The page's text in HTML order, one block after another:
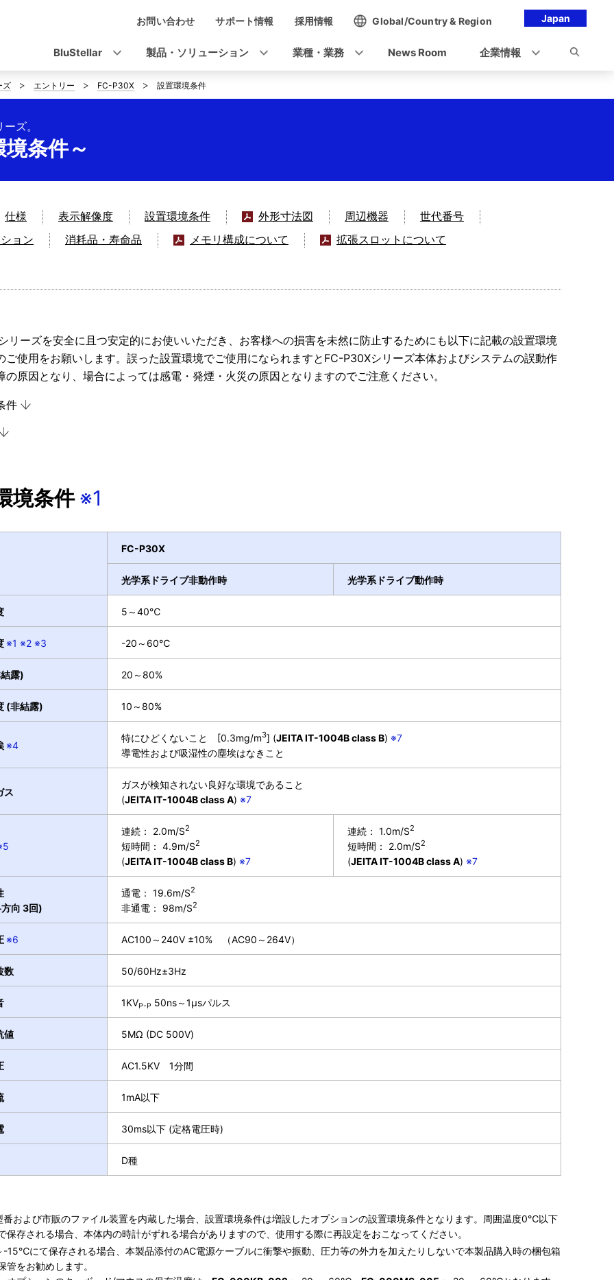
Japan
ゲ
ー
ョ
お問い合わせ サポート情報 採用情報 Global/Country & Region
BluStellar 製品・ソリューション 業種・業務 News Room 企業情報
ズ エントリー FC-P30X 設置環境条件
条件～
ズ。
仕様 表示解像度 設置環境条件 外形寸法図 周辺機器
世代番号
ョン
消耗品・寿命品 メモリ構成について 拡張スロットについて
リーズを安全に且つ安定的にお使いいただき、お客様への損害を未然に防止するためにも以下に記載の設置環境
ご使用をお願いします。誤った設置環境でご使用になられますとFC-P30Xシリーズ本体およびシステムの誤動作
の原因となり、場合によっては感電・発煙・火災の原因となりますのでご注意ください。
件
境条件※1
FC-P30X
光学系ドライブ非動作時 光学系ドライブ動作時
5～40℃
※1 ※2 ※3 -20～60℃
露) 20～80%
(非結露) 10～80%
※4
特にひどくないこと [0.3mg/m3] (JEITA IT-1004B class B) ※7
導電性および吸湿性の塵埃はなきこと
ス
ガスが検知されない良好な環境であること
(JEITA IT-1004B class A) ※7
連続： 2.0m/S2
短時間： 4.9m/S2
(JEITA IT-1004B class B) ※7
連続： 1.0m/S2
短時間： 2.0m/S2
(JEITA IT-1004B class A) ※7
向 3回)
通電： 19.6m/S2
非通電： 98m/S2
※6 AC100～240V ±10% （AC90～264V）
数 50/60Hz±3Hz
1KVP-P 50ns～1μsパルス
値 5MΩ (DC 500V)
AC1.5KV 1分間
1mA以下
30ms以下 (定格電圧時)
D種
番および市販のファイル装置を内蔵した場合、設置環境条件は増設したオプションの設置環境条件となります。周囲温度0℃以下
保存される場合、本体内の時計がずれる場合がありますので、使用する際に再設定をおこなってください。
15℃にて保存される場合、本製品添付のAC電源ケーブルに衝撃や振動、圧力等の外力を加えたりしないで本製品購入時の梱包箱
管をお勧めします。